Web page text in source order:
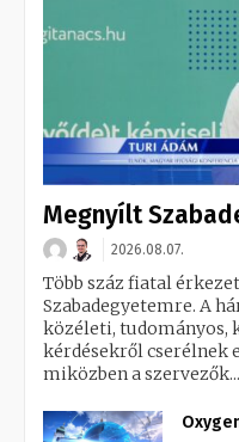
Megnyílt
2026.08.07.
Több száz fiatal
Szabadegyetemre. A
közéleti, tudományos,
kérdésekről cserélnek
miközben a szervezők...